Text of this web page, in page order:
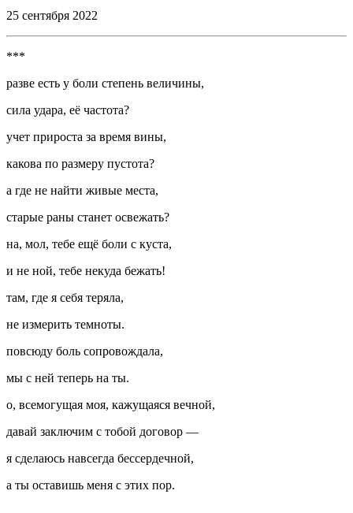
25 сентября 2022
***
разве есть у боли степень величины,
сила удара, её частота?
учет прироста за время вины,
какова по размеру пустота?
а где не найти живые места,
старые раны станет освежать?
на, мол, тебе ещё боли с куста,
и не ной, тебе некуда бежать!
там, где я себя теряла,
не измерить темноты.
повсюду боль сопровождала,
мы с ней теперь на ты.
о, всемогущая моя, кажущаяся вечной,
давай заключим с тобой договор —
я сделаюсь навсегда бессердечной,
а ты оставишь меня с этих пор.